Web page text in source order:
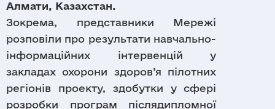
Алмати, Казахстан.
Зокрема, представники Мережі
розповіли про результати навчально-
інформаційних інтервенцій у
закладах охорони здоров’я пілотних
регіонів проекту, здобутки у сфері
розробки програм післядипломної